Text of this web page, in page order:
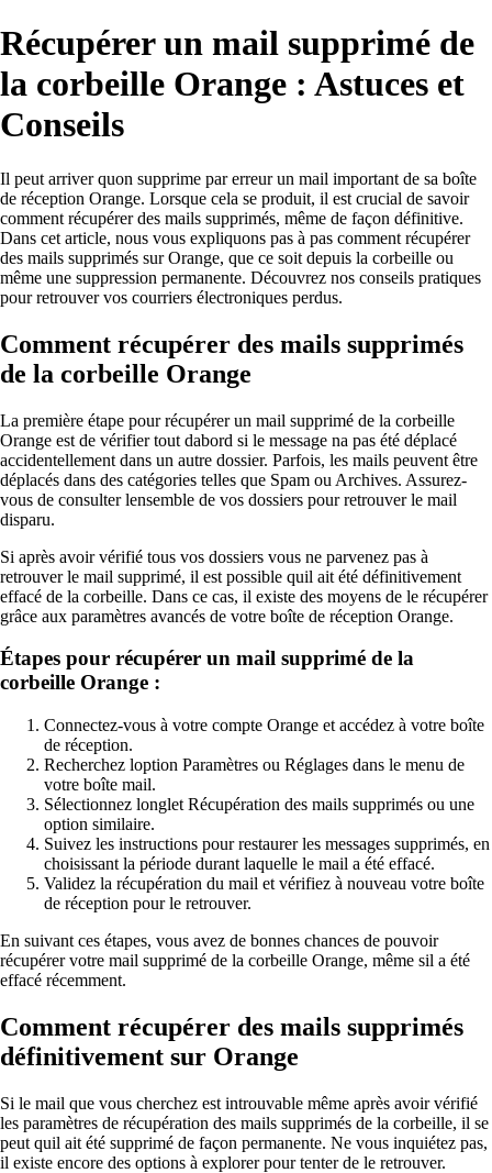
Récupérer un mail supprimé de
la corbeille Orange : Astuces et
Conseils
Il peut arriver quon supprime par erreur un mail important de sa boîte
de réception Orange. Lorsque cela se produit, il est crucial de savoir
comment récupérer des mails supprimés, même de façon définitive.
Dans cet article, nous vous expliquons pas à pas comment récupérer
des mails supprimés sur Orange, que ce soit depuis la corbeille ou
même une suppression permanente. Découvrez nos conseils pratiques
pour retrouver vos courriers électroniques perdus.
Comment récupérer des mails supprimés
de la corbeille Orange
La première étape pour récupérer un mail supprimé de la corbeille
Orange est de vérifier tout dabord si le message na pas été déplacé
accidentellement dans un autre dossier. Parfois, les mails peuvent être
déplacés dans des catégories telles que Spam ou Archives. Assurez-
vous de consulter lensemble de vos dossiers pour retrouver le mail
disparu.
Si après avoir vérifié tous vos dossiers vous ne parvenez pas à
retrouver le mail supprimé, il est possible quil ait été définitivement
effacé de la corbeille. Dans ce cas, il existe des moyens de le récupérer
grâce aux paramètres avancés de votre boîte de réception Orange.
Étapes pour récupérer un mail supprimé de la
corbeille Orange :
Connectez-vous à votre compte Orange et accédez à votre boîte
de réception.
Recherchez loption Paramètres ou Réglages dans le menu de
votre boîte mail.
Sélectionnez longlet Récupération des mails supprimés ou une
option similaire.
Suivez les instructions pour restaurer les messages supprimés, en
choisissant la période durant laquelle le mail a été effacé.
Validez la récupération du mail et vérifiez à nouveau votre boîte
de réception pour le retrouver.
En suivant ces étapes, vous avez de bonnes chances de pouvoir
récupérer votre mail supprimé de la corbeille Orange, même sil a été
effacé récemment.
Comment récupérer des mails supprimés
définitivement sur Orange
Si le mail que vous cherchez est introuvable même après avoir vérifié
les paramètres de récupération des mails supprimés de la corbeille, il se
peut quil ait été supprimé de façon permanente. Ne vous inquiétez pas,
il existe encore des options à explorer pour tenter de le retrouver.